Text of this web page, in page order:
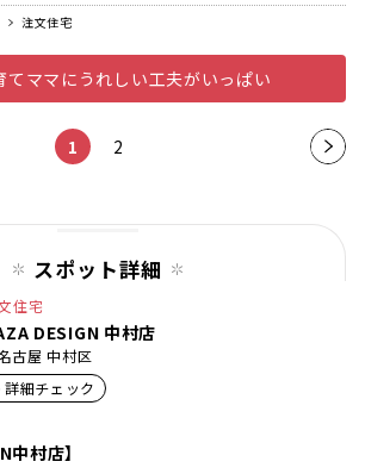
注文住宅
てママにうれしい工夫がいっぱい
1 2
次の
スポット詳細
住宅
DESIGN 中村店
古屋 中村区
詳細チェック
中村店】